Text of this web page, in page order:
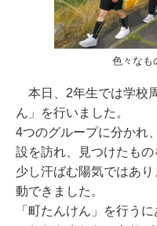
色々なも
本日、2年生では学校
ん」を行いました。
4つのグループに分かれ
設を訪れ、見つけたもの
少し汗ばむ陽気ではあ
動できました。
「町たんけん」を行う